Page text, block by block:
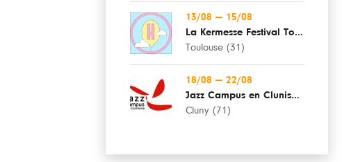
13/08 — 15/08
La Kermesse Festival Toulouse
Toulouse (31)
18/08 — 22/08
Jazz Campus en Clunisois
Cluny (71)